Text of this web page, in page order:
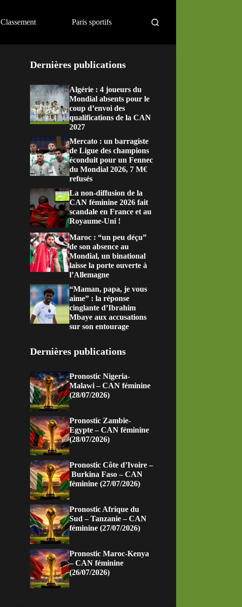
Classement Paris sportifs
Dernières publications
Algérie : 4 joueurs du
Mondial absents pour le
coup d’envoi des
qualifications de la CAN
2027
Mercato : un barragiste
de Ligue des champions
éconduit pour un Fennec
du Mondial 2026, 7 M€
refusés
La non-diffusion de la
CAN féminine 2026 fait
scandale en France et au
Royaume-Uni !
Maroc : “un peu déçu”
de son absence au
Mondial, un binational
laisse la porte ouverte à
l’Allemagne
“Maman, papa, je vous
aime” : la réponse
cinglante d’Ibrahim
Mbaye aux accusations
sur son entourage
Dernières publications
Pronostic Nigeria-
Malawi – CAN féminine
(28/07/2026)
Pronostic Zambie-
Egypte – CAN féminine
(28/07/2026)
Pronostic Côte d’Ivoire –
Burkina Faso – CAN
féminine (27/07/2026)
Pronostic Afrique du
Sud – Tanzanie – CAN
féminine (27/07/2026)
Pronostic Maroc-Kenya
– CAN féminine
(26/07/2026)